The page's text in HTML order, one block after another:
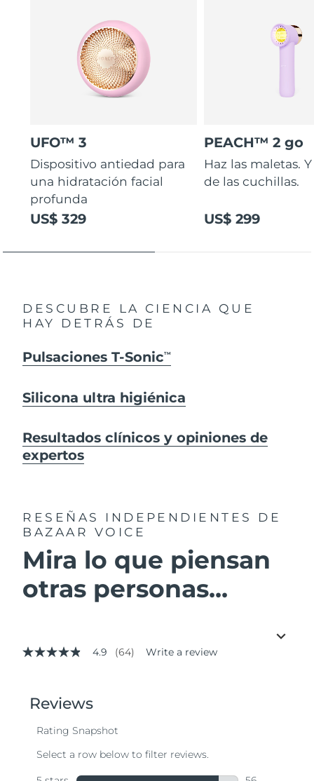
UFO™ 3
Dispositivo antiedad para
una hidratación facial
profunda
US$ 329
PEACH™ 2 go
Haz las maletas.
de las cuchillas.
US$ 299
DESCUBRE LA CIENCIA QUE
HAY DETRÁS DE
Pulsaciones T-SonicTM
Silicona ultra higiénica
Resultados clínicos y opiniones de
expertos
RESEÑAS INDEPENDIENTES
DE
BAZAAR VOICE
Mira lo que piensan
otras personas...
4.9
stars,
average
value.
4.9 (64) Write a review